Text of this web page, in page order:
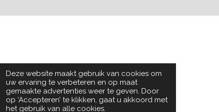
Deze website maakt gebruik van cookies om
uw ervaring te verbeteren en op maat
gemaakte advertenties weer te geven. Door
op ‘Accepteren’ te klikken, gaat u akkoord met
het gebruik van alle cookies.